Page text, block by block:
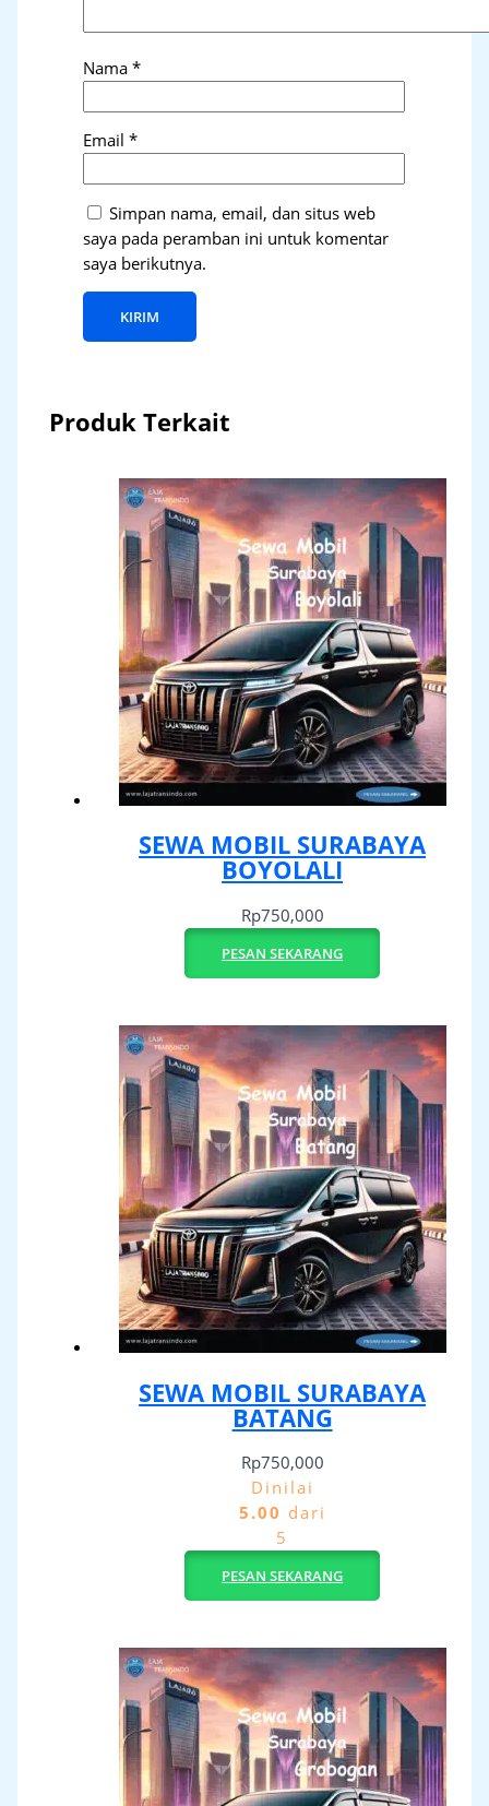
Nama*
Email*
Simpan nama, email, dan situs web
saya pada peramban ini untuk komentar
saya berikutnya.
Produk Terkait
SEWA MOBIL SURABAYA
BOYOLALI
Rp750,000
PESAN SEKARANG
SEWA MOBIL SURABAYA
BATANG
Rp750,000
Dinilai
5.00 dari
5
PESAN SEKARANG